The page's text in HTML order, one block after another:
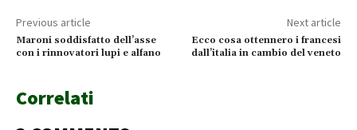
Previous article
Maroni soddisfatto dell’asse
con i rinnovatori lupi e alfano
Next article
Ecco cosa ottennero i francesi
dall’italia in cambio del veneto
Correlati